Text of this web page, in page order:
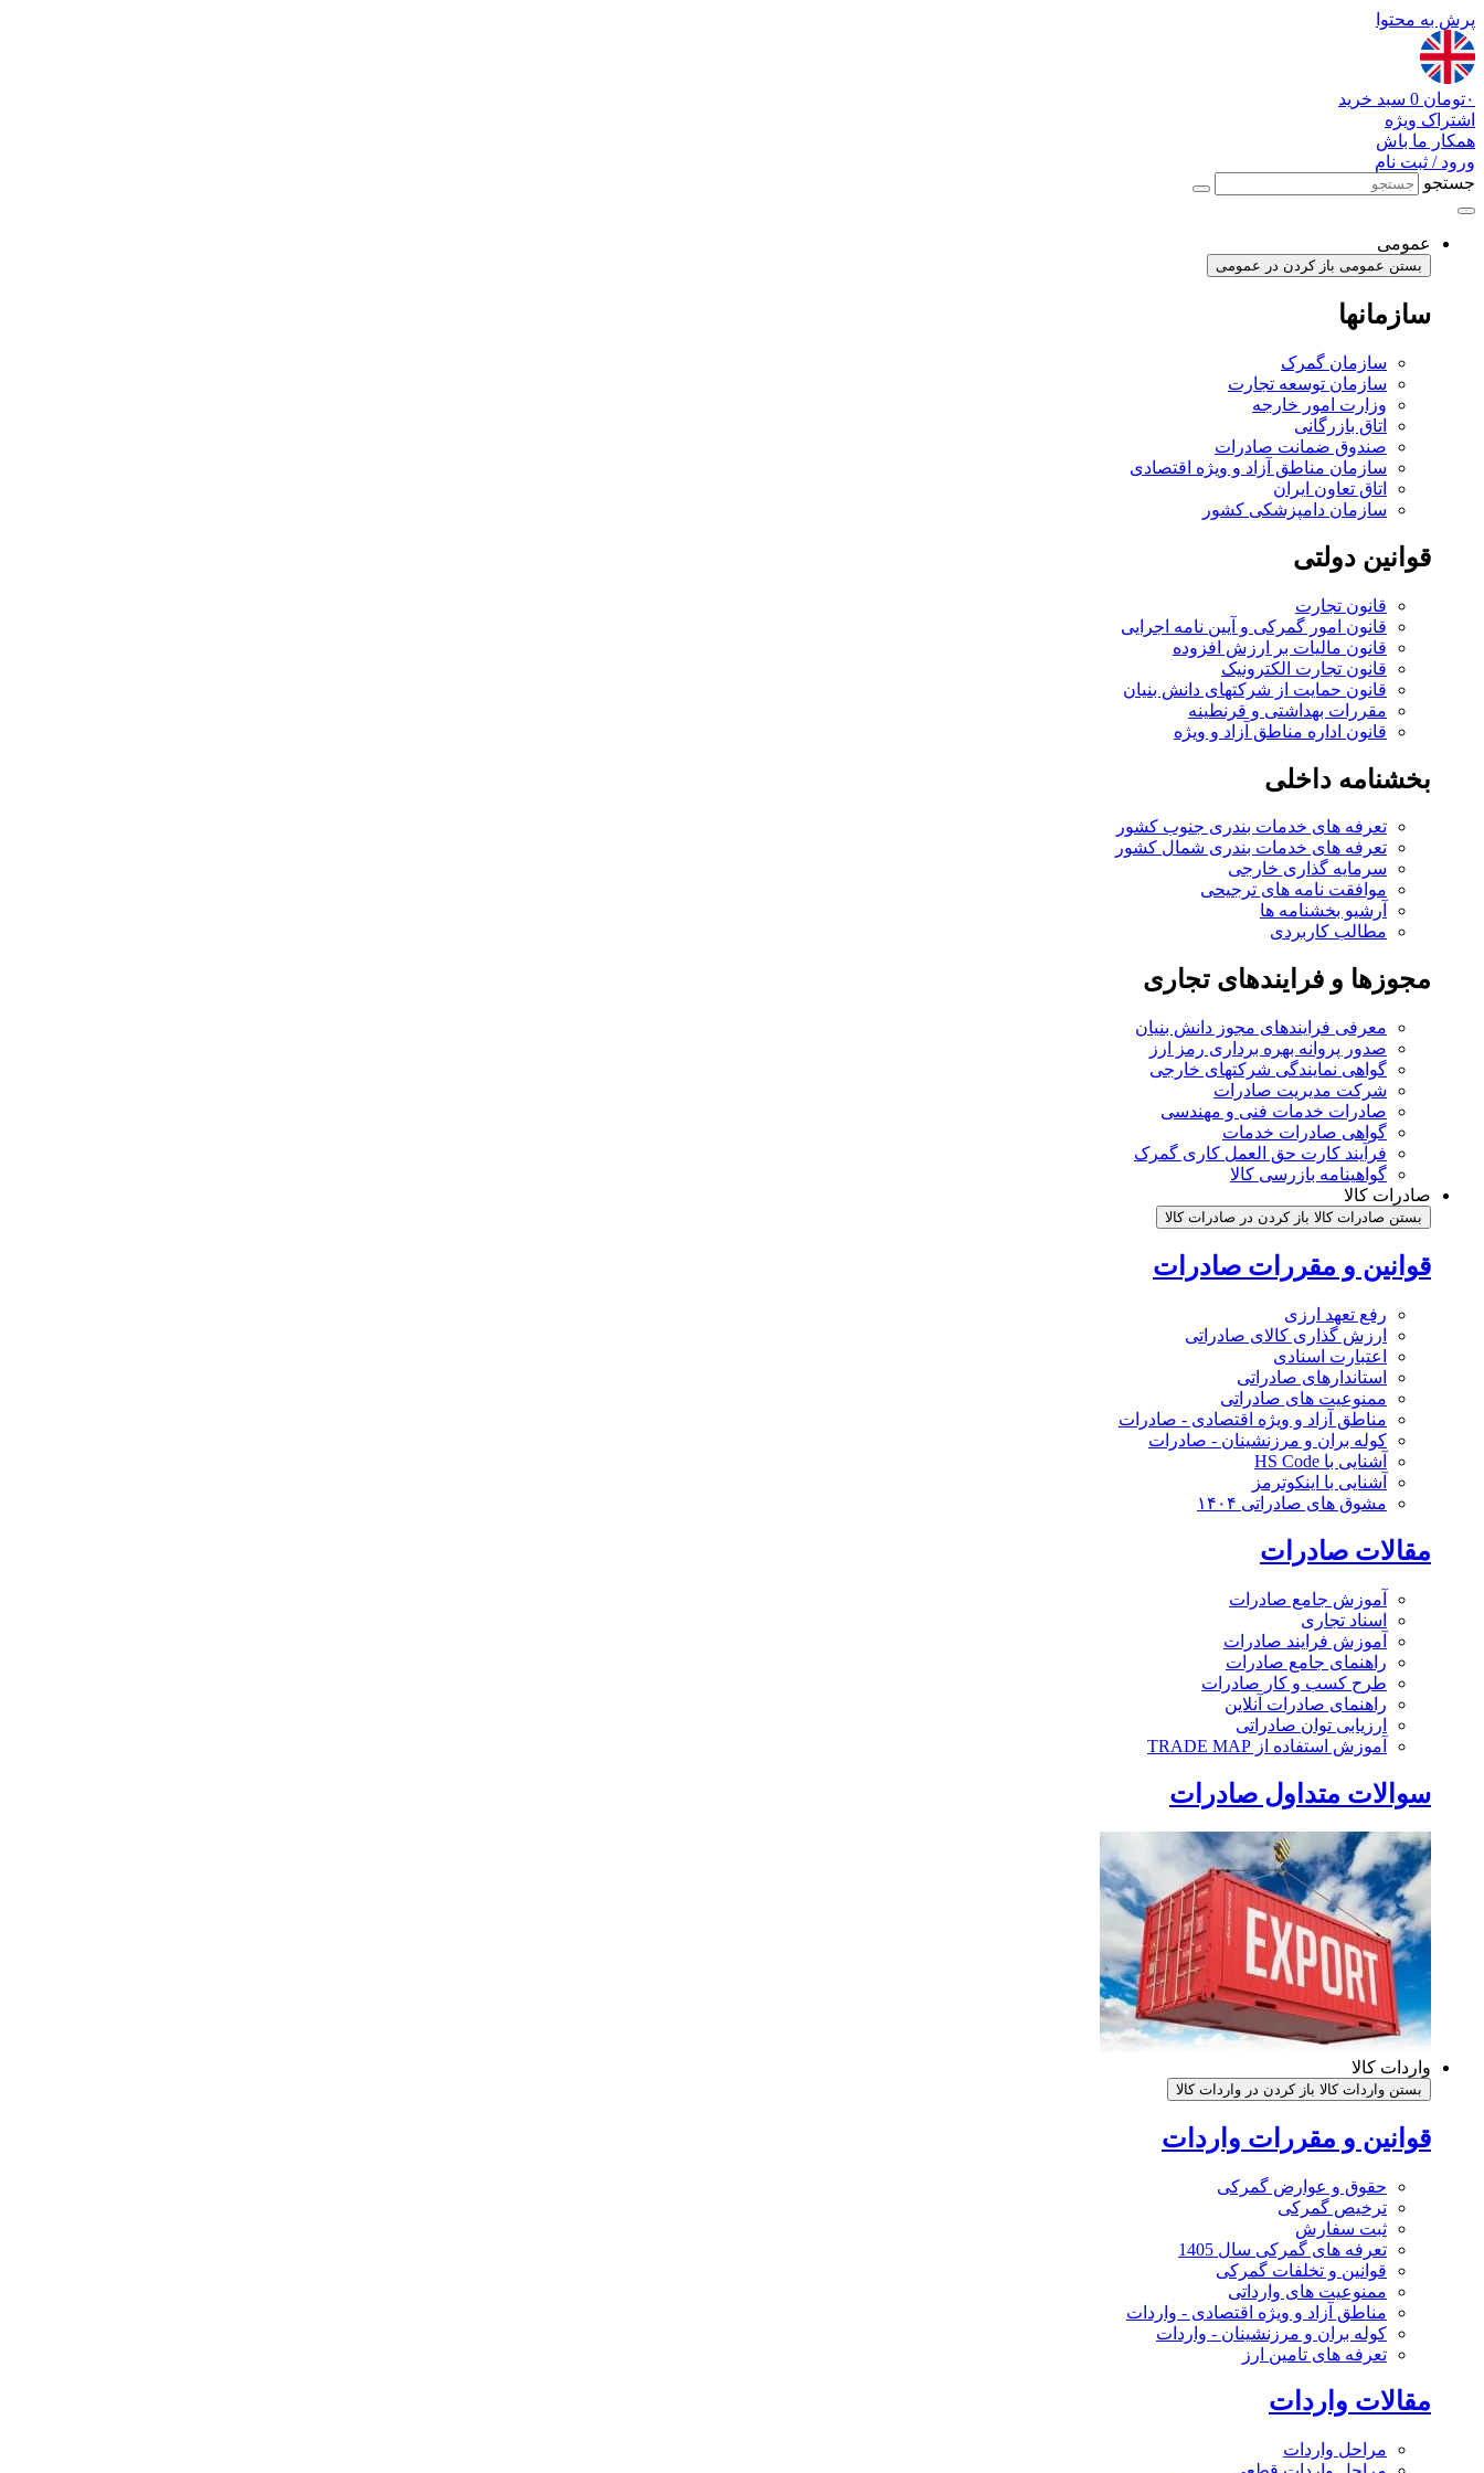
پرش به محتوا
۰تومان 0 سبد خرید
اشتراک ویژه
همکار ما باش
ورود / ثبت نام
جستجو
عمومی
بستن عمومی باز کردن در عمومی
سازمانها
سازمان گمرک
سازمان توسعه تجارت
وزارت امور خارجه
اتاق بازرگانی
صندوق ضمانت صادرات
سازمان مناطق آزاد و ویژه اقتصادی
اتاق تعاون ایران
سازمان دامپزشکی کشور
قوانین دولتی
قانون تجارت
قانون امور گمرکی و آیین نامه اجرایی
قانون مالیات بر ارزش افزوده
قانون تجارت الکترونیک
قانون حمایت از شرکتهای دانش بنیان
مقررات بهداشتی و قرنطینه
قانون اداره مناطق آزاد و ویژه
بخشنامه داخلی
تعرفه های خدمات بندری جنوب کشور
تعرفه های خدمات بندری شمال کشور
سرمایه گذاری خارجی
موافقت نامه های ترجیحی
آرشیو بخشنامه ها
مطالب کاربردی
مجوزها و فرایندهای تجاری
معرفی فرایندهای مجوز دانش بنیان
صدور پروانه بهره برداری رمز ارز
گواهی نمایندگی شرکتهای خارجی
شرکت مدیریت صادرات
صادرات خدمات فنی و مهندسی
گواهی صادرات خدمات
فرآیند کارت حق العمل کاری گمرک
گواهینامه بازرسی کالا
صادرات کالا
بستن صادرات کالا باز کردن در صادرات کالا
قوانین و مقررات صادرات
رفع تعهد ارزی
ارزش گذاری کالای صادراتی
اعتبارت اسنادی
استاندارهای صادراتی
ممنوعیت های صادراتی
مناطق آزاد و ویژه اقتصادی - صادرات
کوله بران و مرزنشینان - صادرات
آشنایی با HS Code
آشنایی با اینکوترمز
مشوق های صادراتی ۱۴۰۴
مقالات صادرات
آموزش جامع صادرات
اسناد تجاری
آموزش فرایند صادرات
راهنمای جامع صادرات
طرح کسب و کار صادرات
راهنمای صادرات آنلاین
ارزیابی توان صادراتی
آموزش استفاده از TRADE MAP
سوالات متداول صادرات
واردات کالا
بستن واردات کالا باز کردن در واردات کالا
قوانین و مقررات واردات
حقوق و عوارض گمرکی
ترخیص گمرکی
ثبت سفارش
تعرفه های گمرکی سال 1405
قوانین و تخلفات گمرکی
ممنوعیت های وارداتی
مناطق آزاد و ویژه اقتصادی - واردات
کوله بران و مرزنشینان - واردات
تعرفه های تامین ارز
مقالات واردات
مراحل واردات